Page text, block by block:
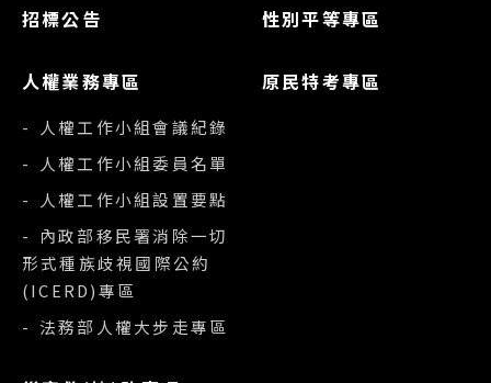
招標公告 性別平等專區
人權業務專區
- 人權工作小組會議紀錄
- 人權工作小組委員名單
- 人權工作小組設置要點
- 內政部移民署消除一切
形式種族歧視國際公約
(ICERD)專區
- 法務部人權大步走專區
原民特考專區